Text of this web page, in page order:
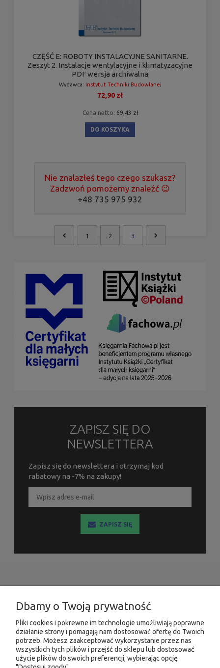
CZĘŚĆ E: ROBOTY INSTALACYJNE SANITARNE.
Zeszyt 2. Instalacje wentylacyjne i klimatyzacyjne
PDF wersja archiwalna
Wydawca: Instytut Techniki Budowlanej
72,90 zł
Cena netto: 69,43 zł
DO KOSZYKA
Nie znalazłeś tego czego szukasz?
Zadzwoń pomożemy znaleźć 😉
+48 735 975 932
1 2 3
ZAPISZ SIĘ DO
NEWSLETTERA
Zapisz się do newslettera i otrzymaj kod
rabatowy na -7% na zakupy!
ZAPISZ SIĘ
INFORMACJE
MOJE KONTO
PRODUKTY
Dbamy o Twoją prywatność
Pliki cookies i pokrewne im technologie umożliwiają poprawne
działanie strony i pomagają nam dostosować ofertę do Twoich
potrzeb. Możesz zaakceptować wykorzystanie przez nas
wszystkich tych plików i przejść do sklepu lub dostosować
użycie plików do swoich preferencji, wybierając opcję